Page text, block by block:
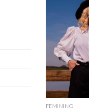
FEMININO